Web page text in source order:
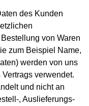
des Kunden
von Waren
zum Beispiel Name,
werden von uns
verwendet.
und nicht an
, Auslieferungs-